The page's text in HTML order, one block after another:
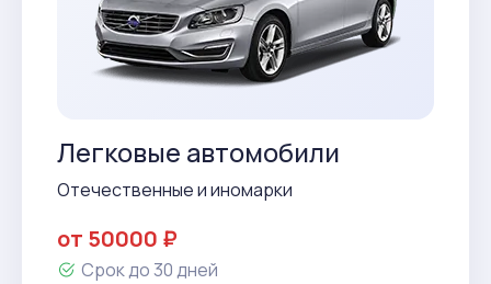
Легковые автомобили
Отечественные и иномарки
от 50000 ₽
Срок до 30 дней